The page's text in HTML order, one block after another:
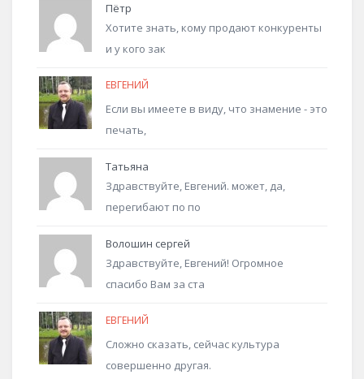
Пётр
Хотите знать, кому продают конкуренты
и у кого зак
ЕВГЕНИЙ
Если вы имеете в виду, что знамение - это
печать,
Татьяна
Здравствуйте, Евгений. может, да,
перегибают по по
Волошин сергей
Здравствуйте, Евгений! Огромное
спасибо Вам за ста
ЕВГЕНИЙ
Сложно сказать, сейчас культура
совершенно другая.